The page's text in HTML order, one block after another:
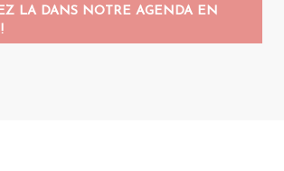
LA DANS NOTRE AGENDA EN